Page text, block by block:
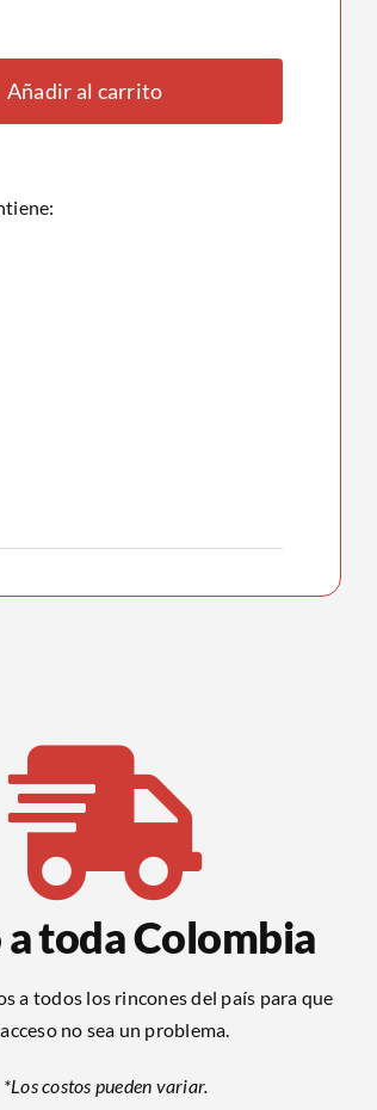
Añadir al carrito
a toda Colombia
a todos los rincones del país para que
no sea un problema.
*Los costos pueden variar.